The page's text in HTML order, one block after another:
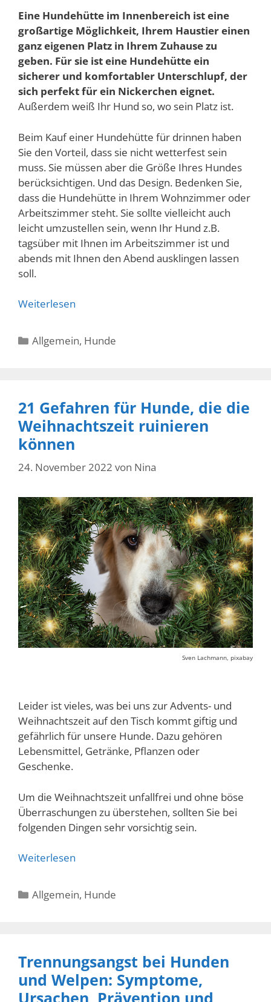
Eine Hundehütte im Innenbereich ist eine
großartige Möglichkeit, Ihrem Haustier einen
ganz eigenen Platz in Ihrem Zuhause zu
geben. Für sie ist eine Hundehütte ein
sicherer und komfortabler Unterschlupf, der
sich perfekt für ein Nickerchen eignet.
Außerdem weiß Ihr Hund so, wo sein Platz ist.
Beim Kauf einer Hundehütte für drinnen haben
Sie den Vorteil, dass sie nicht wetterfest sein
muss. Sie müssen aber die Größe Ihres Hundes
berücksichtigen. Und das Design. Bedenken Sie,
dass die Hundehütte in Ihrem Wohnzimmer oder
Arbeitszimmer steht. Sie sollte vielleicht auch
leicht umzustellen sein, wenn Ihr Hund z.B.
tagsüber mit Ihnen im Arbeitszimmer ist und
abends mit Ihnen den Abend ausklingen lassen
soll.
Weiterlesen
Kategorien
Allgemein, Hunde
21 Gefahren für Hunde, die die
Weihnachtszeit ruinieren
können
24. November 2022 von Nina
Sven Lachmann, pixabay
Leider ist vieles, was bei uns zur Advents- und
Weihnachtszeit auf den Tisch kommt giftig und
gefährlich für unsere Hunde. Dazu gehören
Lebensmittel, Getränke, Pflanzen oder
Geschenke.
Um die Weihnachtszeit unfallfrei und ohne böse
Überraschungen zu überstehen, sollten Sie bei
folgenden Dingen sehr vorsichtig sein.
Weiterlesen
Kategorien
Allgemein, Hunde
Trennungsangst bei Hunden
und Welpen: Symptome,
Ursachen, Prävention und